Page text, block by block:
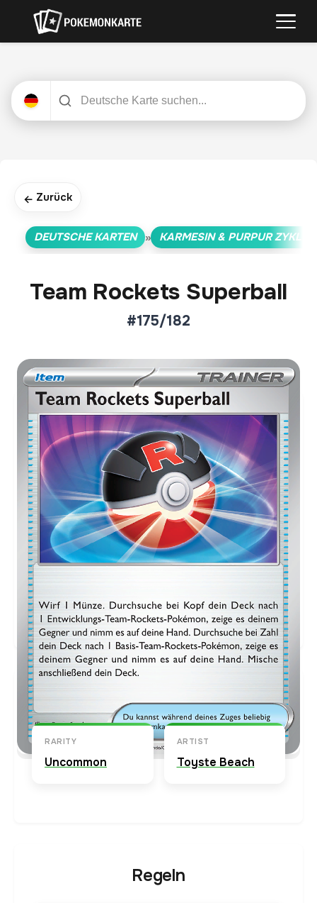
← Zurück
DEUTSCHE KARTEN » KARMESIN & PURPUR ZYKLUS
Team Rockets Superball
#175/182
Aktueller Marktpreis
€0,21
Normal
€0,32
Preise werden täglich aktualisiert.
Karten-Info Englische Version →
RARITY
Uncommon
ARTIST
Toyste Beach
Regeln